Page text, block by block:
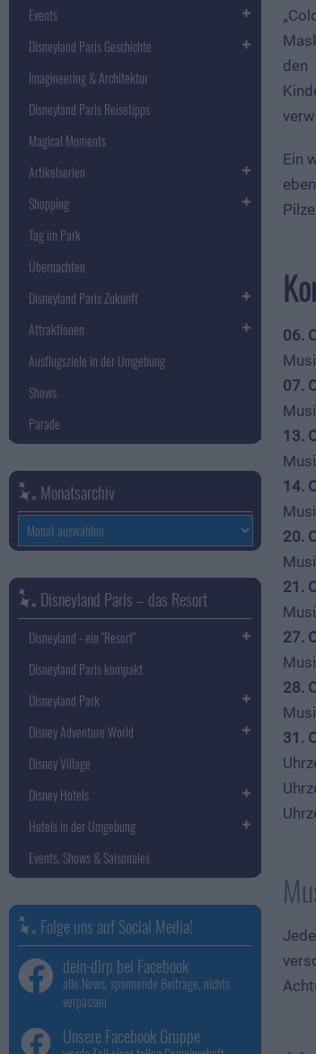
den
Ein
06.
07.
13.
14.
20.
21.
27.
28.
31.
Events
Disneyland Paris Geschichte
Imagineering & Architektur
Disneyland Paris Reisetipps
Magical Moments
Artikelserien
Shopping
Tag im Park
Übernachten
Disneyland Paris Zukunft
Attraktionen
Ausflugsziele in der Umgebung
Shows
Parade
Monatsarchiv
Monatsarchiv
Disneyland Paris – das Resort
Disneyland - ein "Resort"
Disneyland Paris kompakt
Disneyland Park
Disney Adventure World
Disney Village
Disney Hotels
Hotels in der Umgebung
Events, Shows & Saisonales
Folge uns auf Social Media!
dein-dlrp bei Facebook
alle News, spannende Beiträge, nichts
verpassen
Unsere Facebook Gruppe